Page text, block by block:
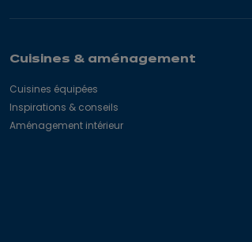
Cuisines & aménagement
Cuisines équipées
Inspirations & conseils
Aménagement intérieur